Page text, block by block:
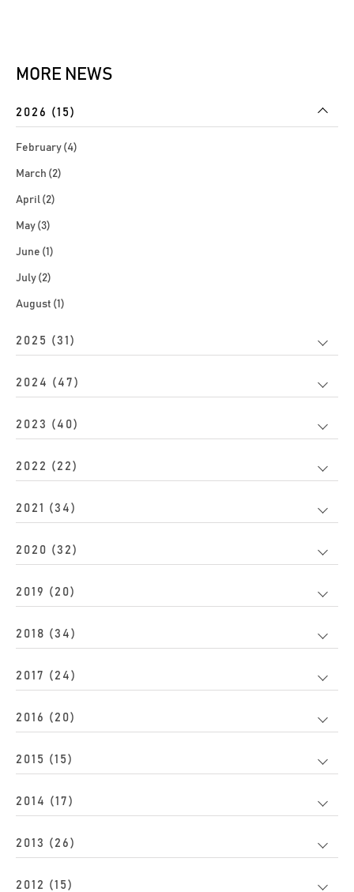
MORE NEWS
2026 (15)
February (4)
March (2)
April (2)
May (3)
June (1)
July (2)
August (1)
2025 (31)
2024 (47)
2023 (40)
2022 (22)
2021 (34)
2020 (32)
2019 (20)
2018 (34)
2017 (24)
2016 (20)
2015 (15)
2014 (17)
2013 (26)
2012 (15)